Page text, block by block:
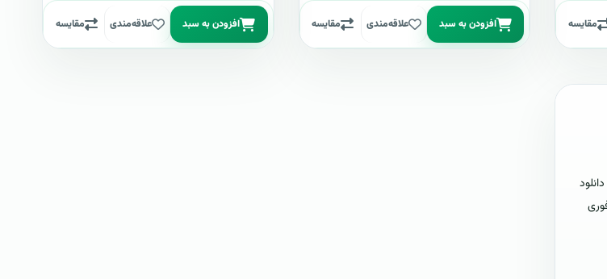
مقایسه افزودن به سبد علاقه‌مندی مقایسه افزودن به سبد علاقه‌مندی مقایسه
دانلود